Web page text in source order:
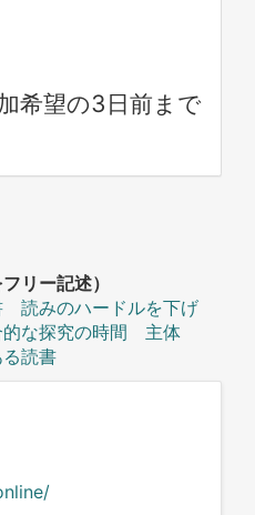
希望の3日前まで
リー記述）
読みのハードルを下げ
な探究の時間 主体
読書